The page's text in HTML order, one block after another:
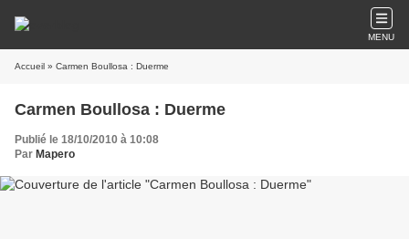
MENU
Accueil » Carmen Boullosa : Duerme
Carmen Boullosa : Duerme
Publié le 18/10/2010 à 10:08
Par Mapero